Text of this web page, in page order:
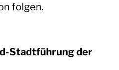
folgen.
Stadtführung der